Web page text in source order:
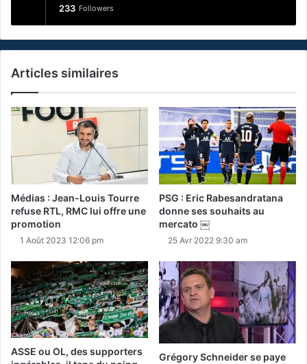
233 Followers
Articles similaires
Médias : Jean-Louis Tourre
refuse RTL, RMC lui offre une
promotion
1 Août 2023 12:06 pm
PSG : Eric Rabesandratana
donne ses souhaits au
mercato ￼
25 Avr 2022 9:30 am
ASSE ou OL, des supporters
Grégory Schneider se paye